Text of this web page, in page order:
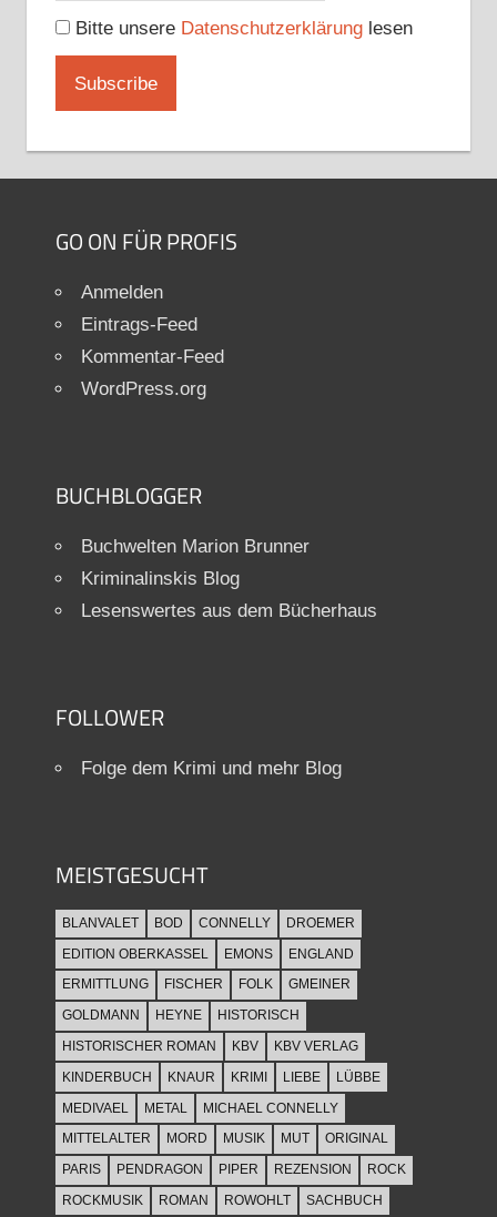
Bitte unsere Datenschutzerklärunglesen
GO ON FÜR PROFIS
Anmelden
Eintrags-Feed
Kommentar-Feed
WordPress.org
BUCHBLOGGER
Buchwelten Marion Brunner
Kriminalinskis Blog
Lesenswertes aus dem Bücherhaus
FOLLOWER
Folge dem Krimi und mehr Blog
MEISTGESUCHT
BLANVALET BOD CONNELLY
DROEMER
EDITION OBERKASSEL
EMONS
ENGLAND
ERMITTLUNG
FISCHER FOLK
GMEINER
GOLDMANN
HEYNE
HISTORISCH
HISTORISCHER ROMAN
KBV
KBV VERLAG
KINDERBUCH
KNAUR KRIMI LIEBE
LÜBBE
MEDIVAEL
METAL
MICHAEL CONNELLY
MITTELALTER
MORD MUSIK MUT
ORIGINAL
PARIS
PENDRAGON PIPER REZENSION
ROCK
ROCKMUSIK
ROMAN ROWOHLT SACHBUCH